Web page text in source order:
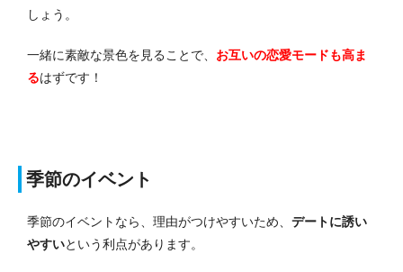
しょう。
一緒に素敵な景色を見ることで、 お互いの恋愛モードも高ま
るはずです！
季節のイベント
季節のイベントなら、理由がつけやすいため、 デートに誘い
やすいという利点があります。